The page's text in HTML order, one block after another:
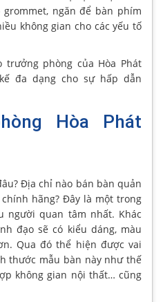
ngăn để bàn phím
không gian cho các yếu tố
phòng của Hòa Phát
đa dạng cho sự hấp dẫn
Hòa Phát
Địa chỉ nào bán bàn quản
hãng? Đây là một trong
người quan tâm nhất. Khác
đạo sẽ có kiểu dáng, màu
Qua đó thể hiện được vai
thước mẫu bàn này như thế
không gian nội thất… cũng